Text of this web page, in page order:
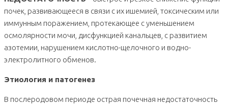
почек, развивающееся в связи с их ишемией, токсическим или
иммунным поражением, протекающее с уменьшением
осмолярности мочи, дисфункцией канальцев, с развитием
азотемии, нарушением кислотно-щелочного и водно-
электролитного обменов.
Этиология и патогенез
В послеродовом периоде острая почечная недостаточность